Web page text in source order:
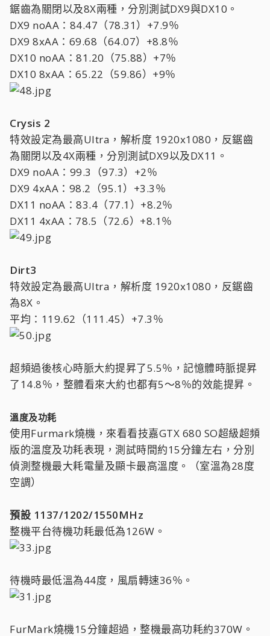
鋸齒為關閉以及8X兩種，分別測試DX9與DX10。
DX9 noAA：84.47（78.31）+7.9％
DX9 8xAA：69.68（64.07）+8.8％
DX10 noAA：81.20（75.88）+7％
DX10 8xAA：65.22（59.86）+9％
Crysis 2
特效設定為最高Ultra，解析度 1920x1080，反鋸齒
為關閉以及4X兩種，分別測試DX9以及DX11。
DX9 noAA：99.3（97.3）+2％
DX9 4xAA：98.2（95.1）+3.3％
DX11 noAA：83.4（77.1）+8.2％
DX11 4xAA：78.5（72.6）+8.1％
Dirt3
特效設定為最高Ultra，解析度 1920x1080，反鋸齒
為8X。
平均：119.62（111.45）+7.3％
超頻過後核心時脈大約提昇了5.5％，記憶體時脈提昇
了14.8％，整體看來大約也都有5～8％的效能提昇。
溫度及功耗
使用Furmark燒機，來看看技嘉GTX 680 SO超級超頻
版的溫度及功耗表現，測試時間約15分鐘左右，分別
偵測整機最大耗電量及顯卡最高溫度。（室溫為28度
空調）
預設 1137/1202/1550MHz
整機平台待機功耗最低為126W。
待機時最低溫為44度，風扇轉速36％。
FurMark燒機15分鐘超過，整機最高功耗約370W。